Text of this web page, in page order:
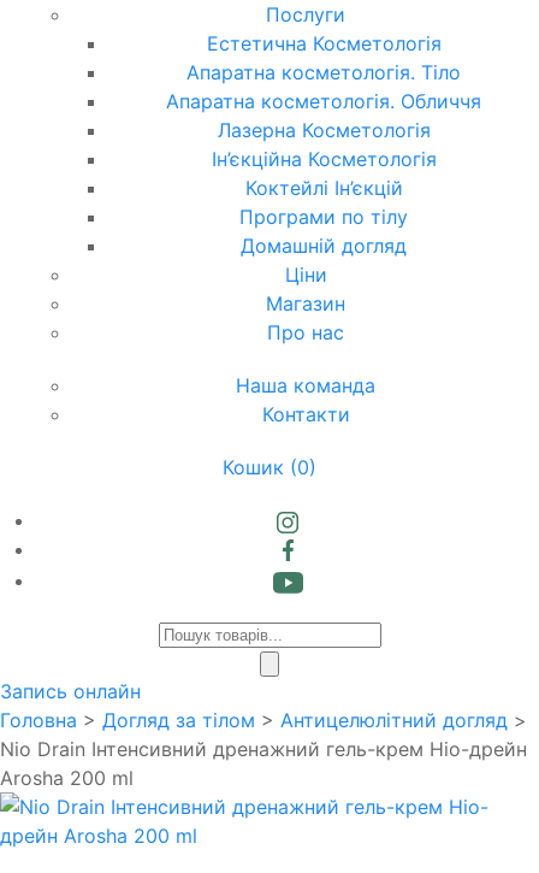
Послуги
Естетична Косметологія
Апаратна косметологія. Тіло
Апаратна косметологія. Обличчя
Лазерна Косметологія
Ін’єкційна Косметологія
Коктейлі Ін’єкцій
Програми по тілу
Домашній догляд
Ціни
Магазин
Про нас
Наша команда
Контакти
Кошик (0)
Products
Запись онлайн
Головна > Догляд за тілом > Антицелюлітний догляд >
Nio Drain Інтенсивний дренажний гель-крем Ніо-дрейн
Arosha 200 ml